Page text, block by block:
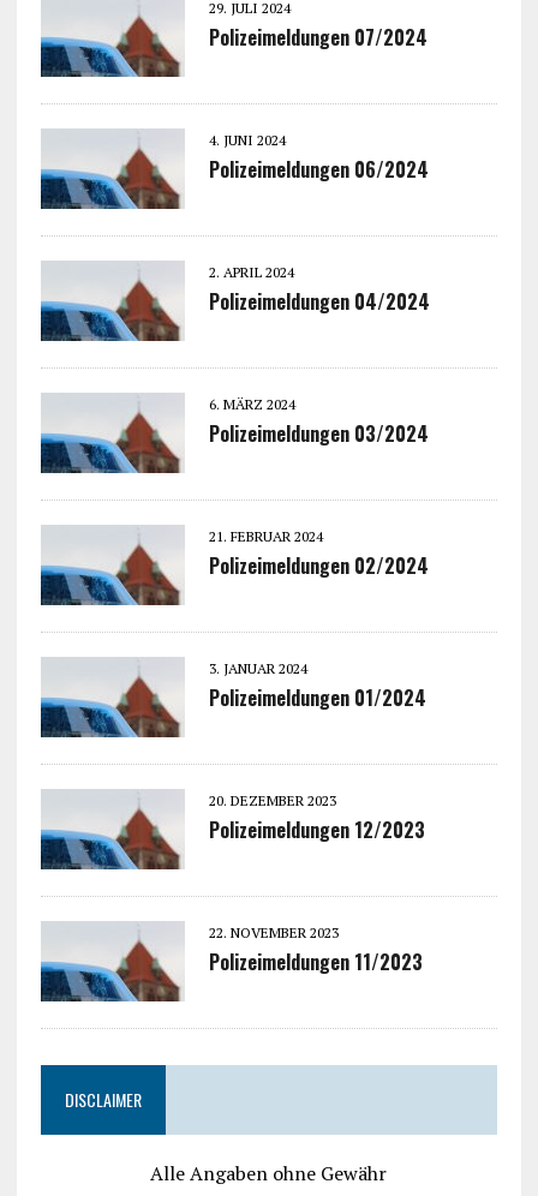
29. JULI 2024
Polizeimeldungen 07/2024
4. JUNI 2024
Polizeimeldungen 06/2024
2. APRIL 2024
Polizeimeldungen 04/2024
6. MÄRZ 2024
Polizeimeldungen 03/2024
21. FEBRUAR 2024
Polizeimeldungen 02/2024
3. JANUAR 2024
Polizeimeldungen 01/2024
20. DEZEMBER 2023
Polizeimeldungen 12/2023
22. NOVEMBER 2023
Polizeimeldungen 11/2023
DISCLAIMER
Alle Angaben ohne Gewähr